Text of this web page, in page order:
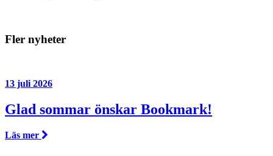
Fler nyheter
13 juli 2026
Glad sommar önskar Bookmark!
Läs mer